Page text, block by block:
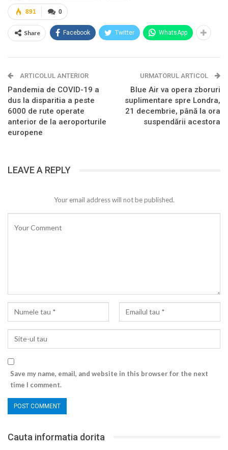
0
891
Share Facebook Twitter WhatsApp
ARTICOLUL ANTERIOR
Pandemia de COVID-19 a
dus la disparitia a peste
6000 de rute operate
anterior de la aeroporturile
europene
URMATORUL ARTICOL
Blue Air va opera zboruri
suplimentare spre Londra,
21 decembrie, până la ora
suspendării acestora
LEAVE A REPLY
Your email address will not be published.
Save my name, email, and website in this browser for the next
time I comment.
Cauta informatia dorita